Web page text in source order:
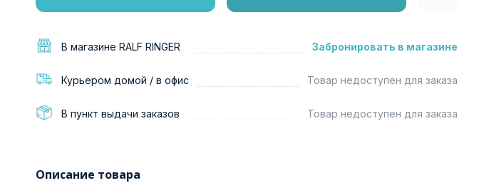
В магазине RALF RINGER Забронировать в магазине
Курьером домой / в офис Товар недоступен для заказа
В пункт выдачи заказов Товар недоступен для заказа
Описание товара